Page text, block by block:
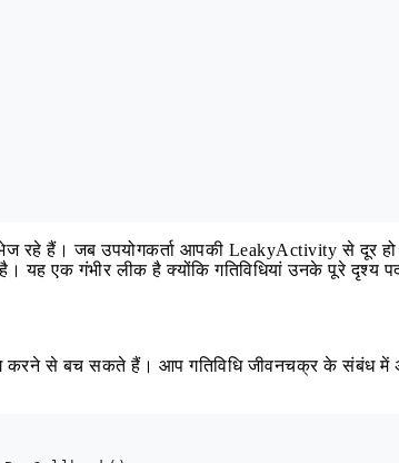
हैं। जब उपयोगकर्ता आपकी LeakyActivity से दूर हो
यह एक गंभीर लीक है क्योंकि गतिविधियां उनके पूरे दृश्य
करने से बच सकते हैं। आप गतिविधि जीवनचक्र के संबंध में